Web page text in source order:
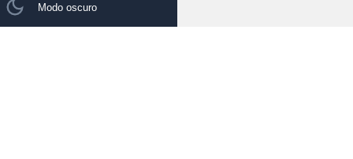
Modo oscuro